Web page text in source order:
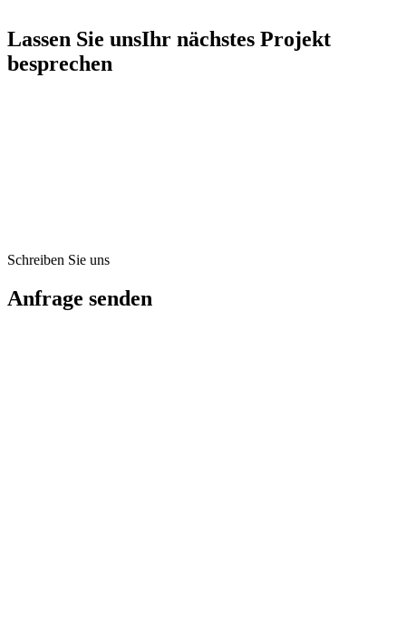
Lassen Sie unsIhr nächstes Projekt
besprechen
Schreiben Sie uns
Anfrage senden